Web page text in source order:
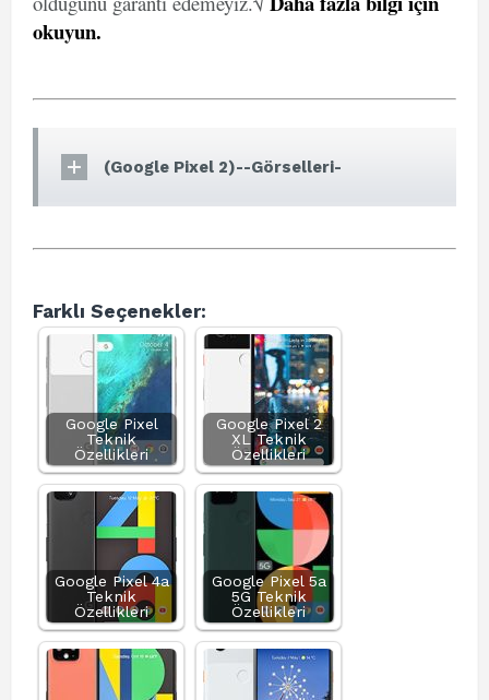
okuyun.
(Google Pixel 2)--Görselleri-
Farklı Seçenekler:
Google Pixel
Teknik
Özellikleri
Google Pixel 2
XL Teknik
Özellikleri
Google Pixel 4a
Teknik
Özellikleri
Google Pixel 5a
5G Teknik
Özellikleri